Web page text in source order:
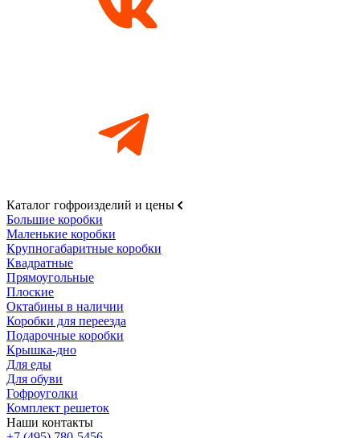
Каталог гофроизделий и цены
Большие коробки
Маленькие коробки
Крупногабаритные коробки
Квадратные
Прямоугольные
Плоские
Октабины в наличии
Коробки для переезда
Подарочные коробки
Крышка-дно
Для еды
Для обуви
Гофроуголки
Комплект решеток
Наши контакты